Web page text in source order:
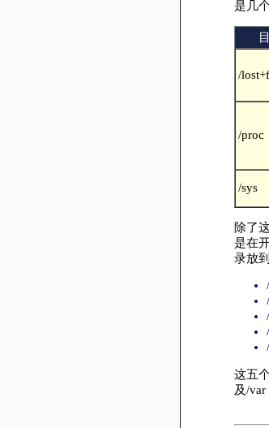
是几
/
/proc
/sys
除了
是在
录放
这五
及/var